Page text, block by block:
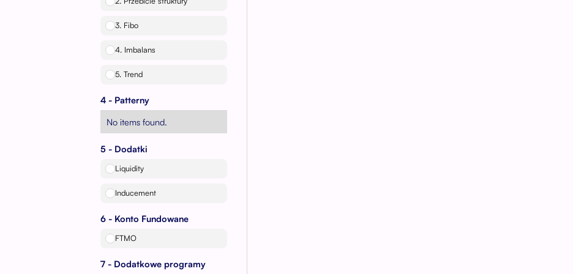
3. Fibo
4. Imbalans
5. Trend
4 - Patterny
No items found.
5 - Dodatki
Liquidity
Inducement
6 - Konto Fundowane
FTMO
7 - Dodatkowe programy